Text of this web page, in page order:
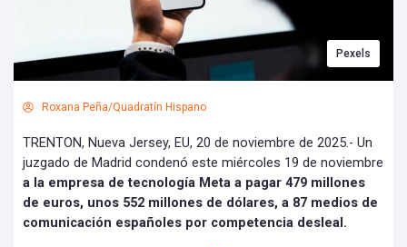
Pexels
Roxana Peña/Quadratín Hispano
TRENTON, Nueva Jersey, EU, 20 de noviembre de 2025.- Un
juzgado de Madrid condenó este miércoles 19 de noviembre
a la empresa de tecnología Meta a pagar 479 millones
de euros, unos 552 millones de dólares, a 87 medios de
comunicación españoles por competencia desleal.